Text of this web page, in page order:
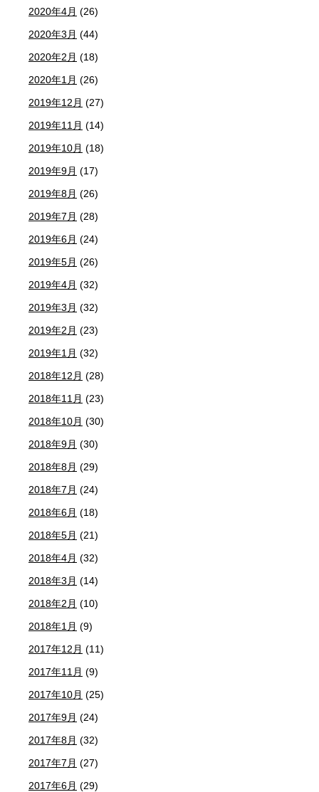
2020年4月 (26)
2020年3月 (44)
2020年2月 (18)
2020年1月 (26)
2019年12月 (27)
2019年11月 (14)
2019年10月 (18)
2019年9月 (17)
2019年8月 (26)
2019年7月 (28)
2019年6月 (24)
2019年5月 (26)
2019年4月 (32)
2019年3月 (32)
2019年2月 (23)
2019年1月 (32)
2018年12月 (28)
2018年11月 (23)
2018年10月 (30)
2018年9月 (30)
2018年8月 (29)
2018年7月 (24)
2018年6月 (18)
2018年5月 (21)
2018年4月 (32)
2018年3月 (14)
2018年2月 (10)
2018年1月 (9)
2017年12月 (11)
2017年11月 (9)
2017年10月 (25)
2017年9月 (24)
2017年8月 (32)
2017年7月 (27)
2017年6月 (29)